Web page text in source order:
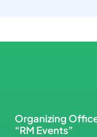
Organizing
“RM Events”